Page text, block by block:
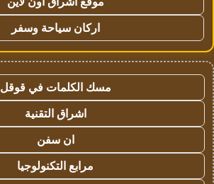
اركان سياحة وسفر
مسك الكلمات في قوقل
اشراق التقنية
ان سفن
مرابع التكنولوجيا